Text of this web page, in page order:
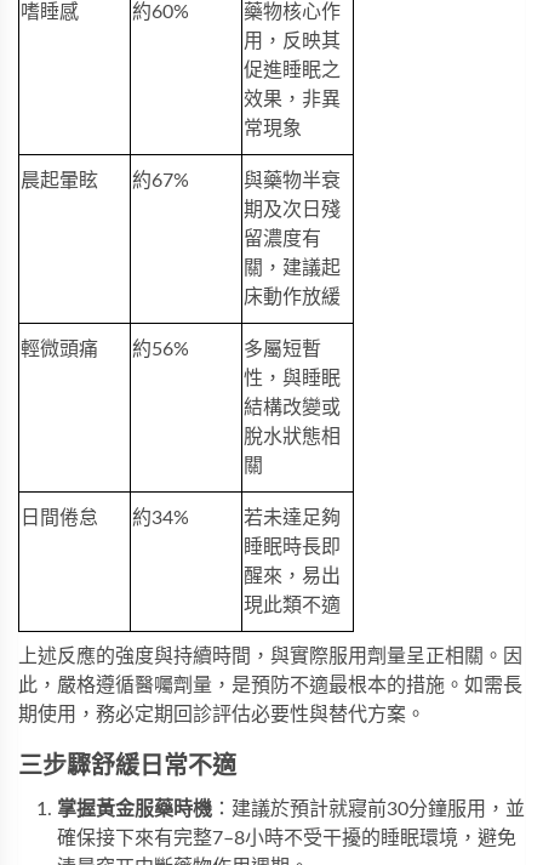
嗜睡感 約60%
藥物核心作
用，反映其
促進睡眠之
效果，非異
常現象
晨起暈眩 約67%
與藥物半衰
期及次日殘
留濃度有
關，建議起
床動作放緩
輕微頭痛 約56%
多屬短暫
性，與睡眠
結構改變或
脫水狀態相
關
日間倦怠 約34%
若未達足夠
睡眠時長即
醒來，易出
現此類不適
上述反應的強度與持續時間，與實際服用劑量呈正相關。因
此，嚴格遵循醫囑劑量，是預防不適最根本的措施。如需長
期使用，務必定期回診評估必要性與替代方案。
三步驟舒緩日常不適
掌握黃金服藥時機 ：建議於預計就寢前30分鐘服用，並
確保接下來有完整7–8小時不受干擾的睡眠環境，避免